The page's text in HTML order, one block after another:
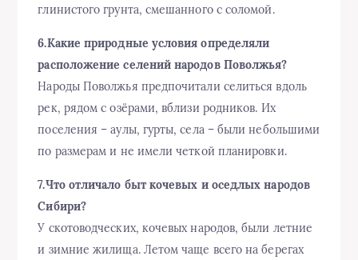
глинистого грунта, смешанного с соломой.
6.Какие природные условия определяли
расположение селений народов Поволжья?
Народы Поволжья предпочитали селиться вдоль
рек, рядом с озёрами, вблизи родников. Их
поселения – аулы, гурты, села – были небольшими
по размерам и не имели четкой планировки.
7.Что отличало быт кочевых и оседлых народов
Сибири?
У скотоводческих, кочевых народов, были летние
и зимние жилища. Летом чаще всего на берегах